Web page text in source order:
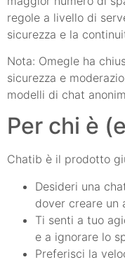
regole a livello di
sicurezza e la
Nota: Omegle ha
sicurezza e
modelli di chat
Per chi è
Chatib è il prodotto
Desideri una
dover creare un
Ti senti a tuo
e a ignorare lo
Preferisci la